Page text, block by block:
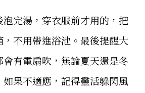
完湯，穿衣服前才用的，把
不用帶進浴池。最後提醒大
有電扇吹，無論夏天還是冬
果不適應，記得靈活躲閃風